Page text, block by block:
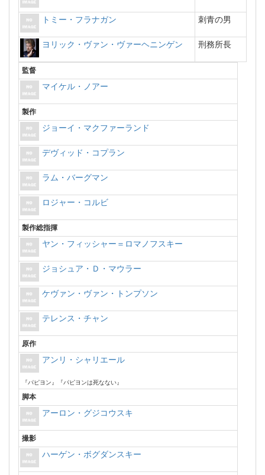
トミー・フラナガン 刺青の男
ヨリック・ヴァン・ヴァーヘニンゲン 刑務所長
監督
マイケル・ノアー
製作
ジョーイ・マクファーランド
デヴィッド・コプラン
ラム・バーグマン
ロジャー・コルビ
製作総指揮
ヤン・フィッシャー＝ロマノフスキー
ジョシュア・Ｄ・マウラー
ケヴァン・ヴァン・トンプソン
テレンス・チャン
原作
アンリ・シャリエール
『パピヨン』『パピヨンは死なない』
脚本
アーロン・グジコウスキ
撮影
ハーゲン・ボグダンスキー